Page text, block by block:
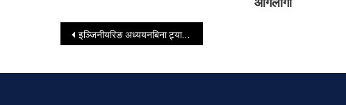
Post navigation
इञ्जिनीयरिङ अध्ययनबिना ट्र्याक खोल्न नदिन निर्देशन